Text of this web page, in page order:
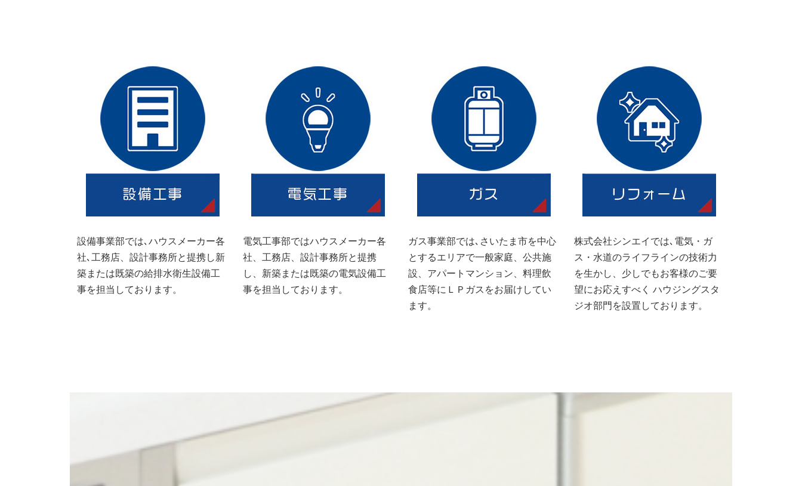
設備事業部では､ハウスメーカー各
社､工務店、設計事務所と提携し新
築または既築の給排水衛生設備工
事を担当しております。
電気工事部ではハウスメーカー各
社、工務店、設計事務所と提携
し、新築または既築の電気設備工
事を担当しております。
ガス事業部では､さいたま市を中心
とするエリアで一般家庭、公共施
設、アパートマンション、料理飲
食店等にＬＰガスをお届けしてい
ます。
株式会社シンエイでは､電気・ガ
ス・水道のライフラインの技術力
を生かし、少しでもお客様のご要
望にお応えすべく ハウジングスタ
ジオ部門を設置しております。